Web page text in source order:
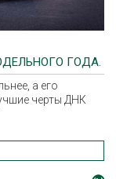
ГОДА.
а его
черты ДНК